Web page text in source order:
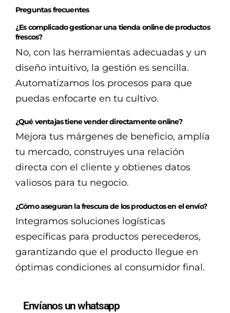
Preguntas frecuentes
¿Es complicado gestionar una tienda online de productos
frescos?
No, con las herramientas adecuadas y un
diseño intuitivo, la gestión es sencilla.
Automatizamos los procesos para que
puedas enfocarte en tu cultivo.
¿Qué ventajas tiene vender directamente online?
Mejora tus márgenes de beneficio, amplía
tu mercado, construyes una relación
directa con el cliente y obtienes datos
valiosos para tu negocio.
¿Cómo aseguran la frescura de los productos en el envío?
Integramos soluciones logísticas
específicas para productos perecederos,
garantizando que el producto llegue en
óptimas condiciones al consumidor final.
Envíanos un whatsapp